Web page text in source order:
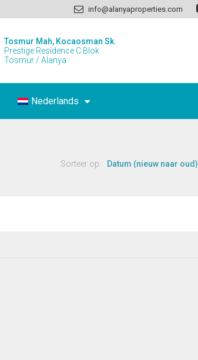
info@alanyaproperties.com
Tosmur Mah, Kocaosman Sk.
Prestige Residence C Blok
Tosmur / Alanya
Nederlands
Sorteer op: Datum (nieuw naar oud)